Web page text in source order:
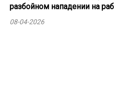
разбойном нападении на
08-04-2026